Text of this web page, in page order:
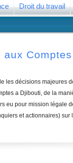
Droit du travail
les décisions majeures
a Djibouti, de la
eu pour mission légale
et actionnaires)